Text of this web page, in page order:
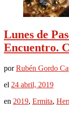
Lunes de
Encuentro.
porRubén Gordo
el 24 abril, 2019
en 2019, Ermita,